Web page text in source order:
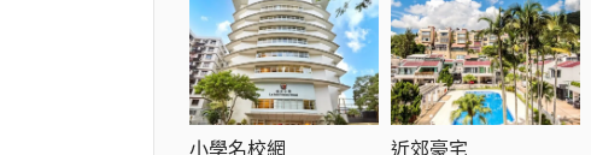
小學名校網 近郊豪宅